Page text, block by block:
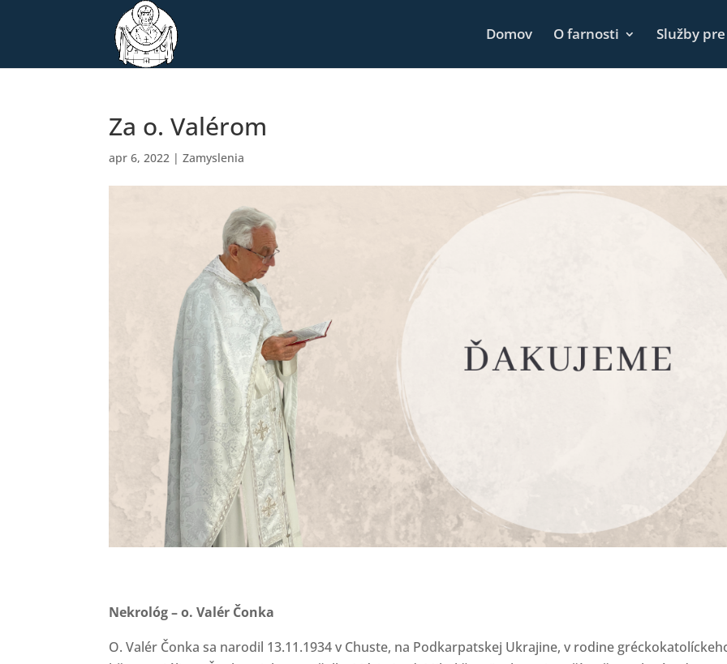
Domov O farnosti Služby
Za o. Valérom
apr 6, 2022 |Zamyslenia
Nekrológ – o. Valér Čonka
O. Valér Čonka sa narodil 13.11.1934 v Chuste, na Podkarpatskej Ukrajine, v rodine